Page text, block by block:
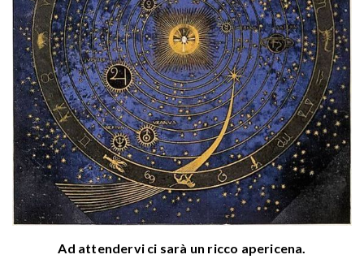
Ad attendervi ci sarà un ricco apericena.